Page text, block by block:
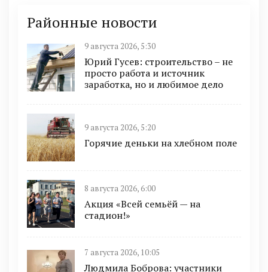
Районные новости
9 августа 2026, 5:30
Юрий Гусев: строительство – не
просто работа и источник
заработка, но и любимое дело
9 августа 2026, 5:20
Горячие деньки на хлебном поле
8 августа 2026, 6:00
Акция «Всей семьёй — на
стадион!»
7 августа 2026, 10:05
Людмила Боброва: участники